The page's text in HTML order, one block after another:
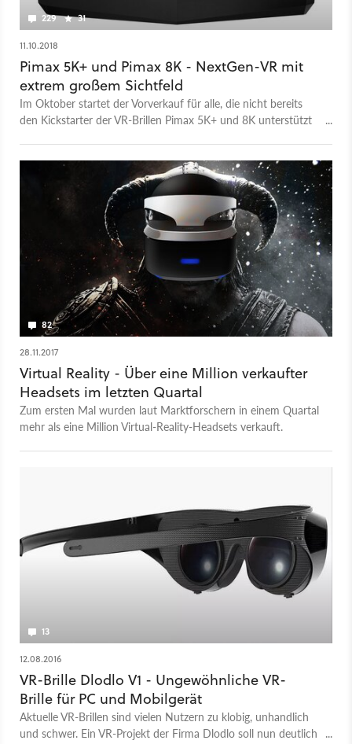
229 31
11.10.2018
Pimax 5K+ und Pimax 8K - NextGen-VR mit
extrem großem Sichtfeld
Im Oktober startet der Vorverkauf für alle, die nicht bereits
den Kickstarter der VR-Brillen Pimax 5K+ und 8K unterstützt
82
28.11.2017
Virtual Reality - Über eine Million verkaufter
Headsets im letzten Quartal
Zum ersten Mal wurden laut Marktforschern in einem Quartal
mehr als eine Million Virtual-Reality-Headsets verkauft.
13
12.08.2016
VR-Brille Dlodlo V1 - Ungewöhnliche VR-
Brille für PC und Mobilgerät
Aktuelle VR-Brillen sind vielen Nutzern zu klobig, unhandlich
und schwer. Ein VR-Projekt der Firma Dlodlo soll nun deutlich